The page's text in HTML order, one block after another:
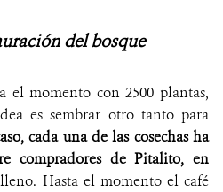
del bosque
el momento con 2500 plantas,
es sembrar otro tanto para
cada una de las cosechas ha
compradores de Pitalito, en
Hasta el momento el café